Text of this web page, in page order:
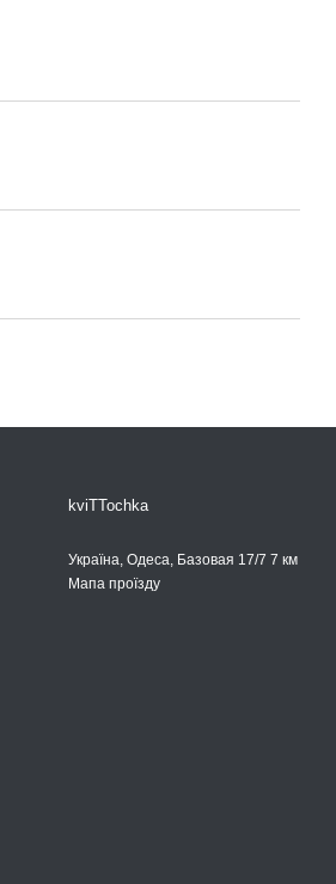
kviTTochka
Україна, Одеса, Базовая 17/7 7 км
Мапа проїзду